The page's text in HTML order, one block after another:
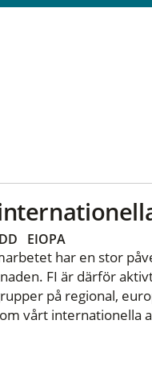
EIOPA
har en stor
FI är därför
på regional,
vårt internationella